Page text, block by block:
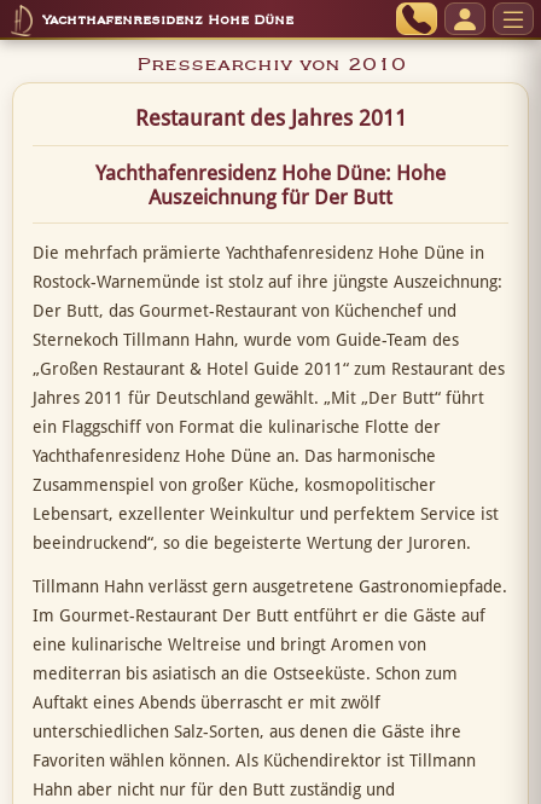
Yachthafenresidenz Hohe Düne
Pressearchiv von 2010
Restaurant des Jahres 2011
Yachthafenresidenz Hohe Düne: Hohe
Auszeichnung für Der Butt
Die mehrfach prämierte Yachthafenresidenz Hohe Düne in
Rostock-Warnemünde ist stolz auf ihre jüngste Auszeichnung:
Der Butt, das Gourmet-Restaurant von Küchenchef und
Sternekoch Tillmann Hahn, wurde vom Guide-Team des
„Großen Restaurant & Hotel Guide 2011“ zum Restaurant des
Jahres 2011 für Deutschland gewählt. „Mit „Der Butt“ führt
ein Flaggschiff von Format die kulinarische Flotte der
Yachthafenresidenz Hohe Düne an. Das harmonische
Zusammenspiel von großer Küche, kosmopolitischer
Lebensart, exzellenter Weinkultur und perfektem Service ist
beeindruckend“, so die begeisterte Wertung der Juroren.
Tillmann Hahn verlässt gern ausgetretene Gastronomiepfade.
Im Gourmet-Restaurant Der Butt entführt er die Gäste auf
eine kulinarische Weltreise und bringt Aromen von
mediterran bis asiatisch an die Ostseeküste. Schon zum
Auftakt eines Abends überrascht er mit zwölf
unterschiedlichen Salz-Sorten, aus denen die Gäste ihre
Favoriten wählen können. Als Küchendirektor ist Tillmann
Hahn aber nicht nur für den Butt zuständig und